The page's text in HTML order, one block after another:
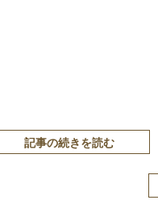
記事の続きを読む